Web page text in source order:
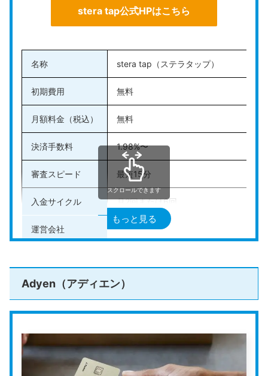
Airペイ公式HPはこちら
Airペイの詳細については、こちらの記事で
詳しくまとめています。併せて参考にして
Airペイとは？特徴からメリット・デメリ
ット・導入方法まで解説
Airペイは、クレジットカードや電子マネー、QRコー
ド決済など、様々な決済方法に対応したキャッシュ
レス決済サービスです。初期費用や月額固定費が一
接続するだけで簡単に利用を始められます。 小規模
店舗や個人事業主にとって、コストを抑えつつ顧客
は、業界最安水準の手数料や早い入金サイクルを実
現し、キャッシュフローの改善をサポートします。
この記事では、Airペイのメリットやデメリット、具
がどのように店舗運営に役立つのか、ぜひ参考にし
store-and-smallbusiness.news.mynavi.jp
stera tap公式HPはこちら
名称 stera tap（ステラタップ）
初期費用 無料
月額料金（税込） 無料
決済手数料 1.98%〜
審査スピード 最短15分
入金サイクル 月2回または6回
運営会社 SMBC GMO PAYMENT（株）
スクロールできます
stera tap（ステラタップ）
ードの非接触決済に対応できます。
決済手数料は1.98％からと低水準で、申し込みから最短
もっと見る
Adyen（アディエン）